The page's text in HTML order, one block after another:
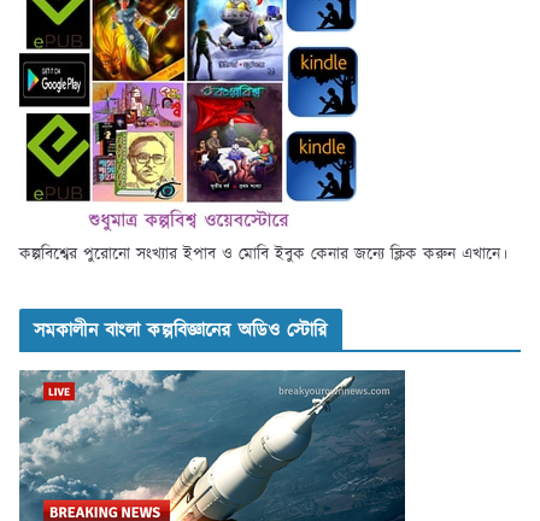
কল্পবিশ্বের পুরোনো সংখ্যার ইপাব ও মোবি ইবুক কেনার জন্যে ক্লিক করুন এখানে।
সমকালীন বাংলা কল্পবিজ্ঞানের অডিও স্টোরি